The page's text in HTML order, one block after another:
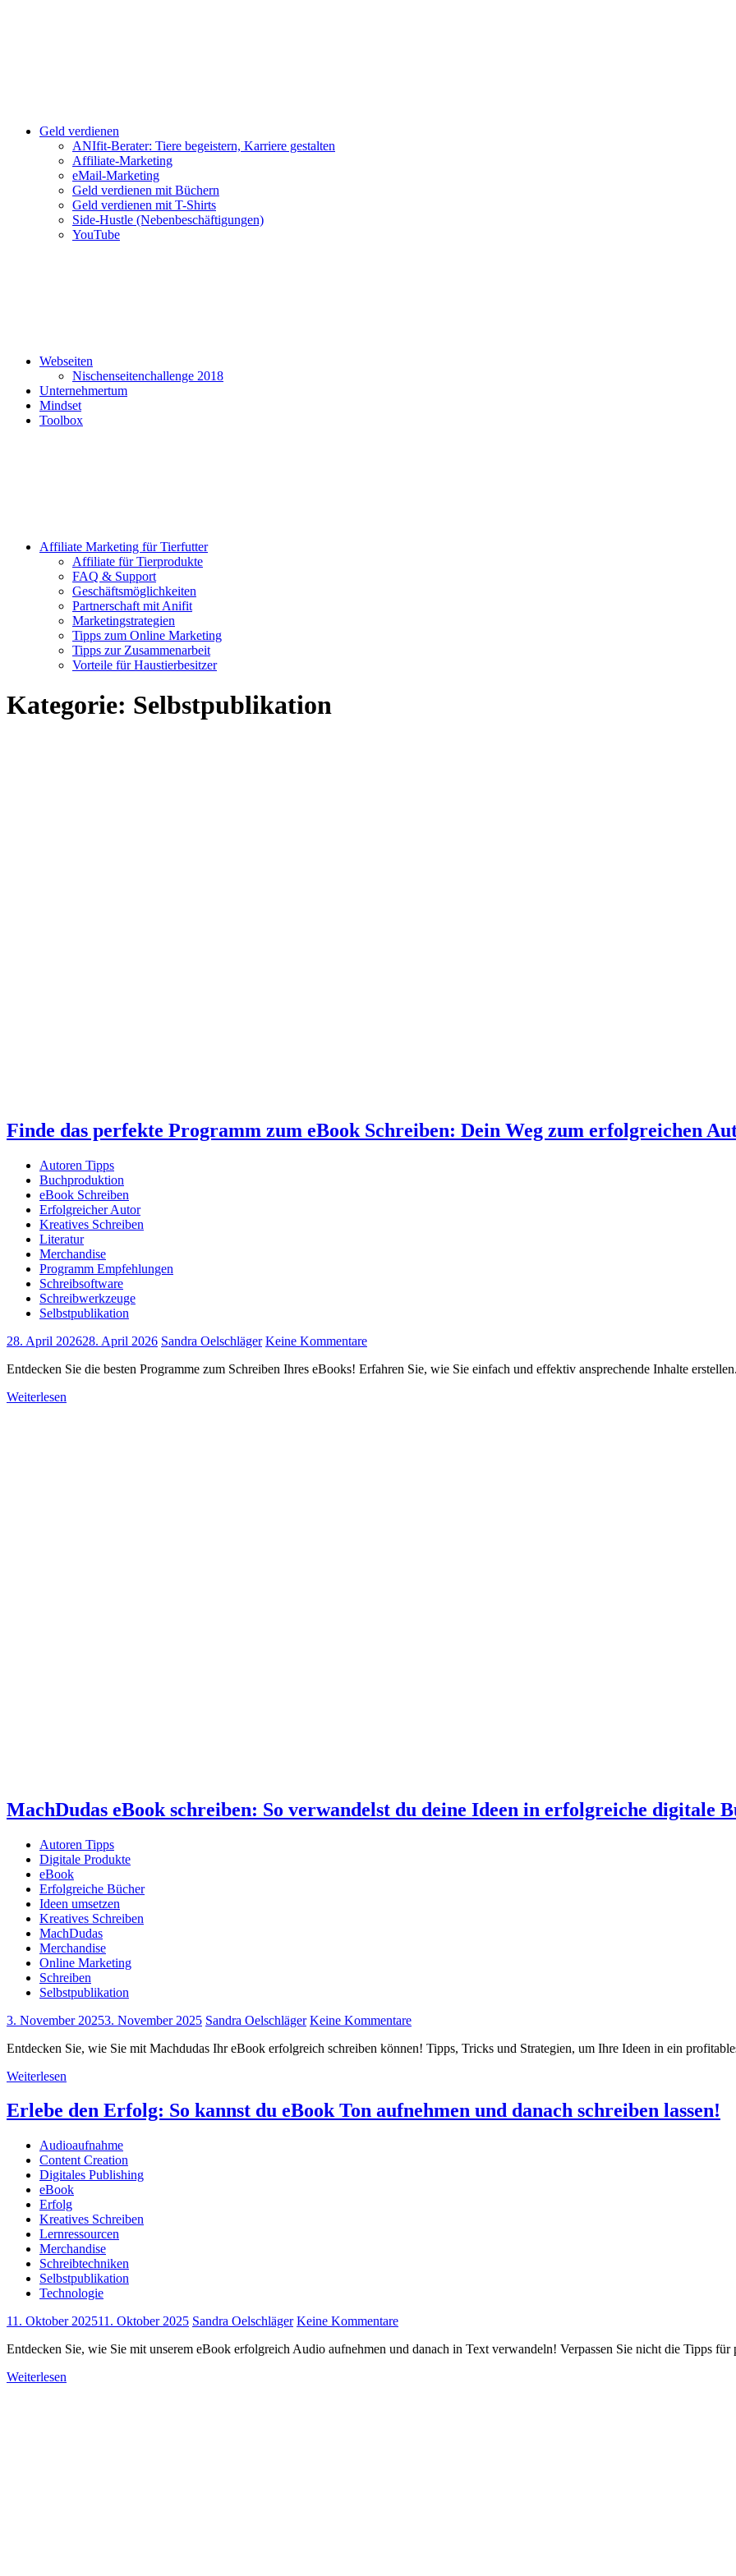
Geld verdienen
ANIfit-Berater: Tiere begeistern, Karriere gestalten
Affiliate-Marketing
eMail-Marketing
Geld verdienen mit Büchern
Geld verdienen mit T-Shirts
Side-Hustle (Nebenbeschäftigungen)
YouTube
Webseiten
Nischenseitenchallenge 2018
Unternehmertum
Mindset
Toolbox
Affiliate Marketing für Tierfutter
Affiliate für Tierprodukte
FAQ & Support
Geschäftsmöglichkeiten
Partnerschaft mit Anifit
Marketingstrategien
Tipps zum Online Marketing
Tipps zur Zusammenarbeit
Vorteile für Haustierbesitzer
Kategorie: Selbstpublikation
Finde das perfekte Programm zum eBook Schreiben: Dein Weg zum erfolgreichen
Autoren Tipps
Buchproduktion
eBook Schreiben
Erfolgreicher Autor
Kreatives Schreiben
Literatur
Merchandise
Programm Empfehlungen
Schreibsoftware
Schreibwerkzeuge
Selbstpublikation
28. April 202628. April 2026 Sandra Oelschläger Keine Kommentare
Entdecken Sie die besten Programme zum Schreiben Ihres eBooks! Erfahren Sie, wie Sie einfach und effektiv ansprechende Inhalte
Weiterlesen
MachDudas eBook schreiben: So verwandelst du deine Ideen in erfolgreiche digitale
Autoren Tipps
Digitale Produkte
eBook
Erfolgreiche Bücher
Ideen umsetzen
Kreatives Schreiben
MachDudas
Merchandise
Online Marketing
Schreiben
Selbstpublikation
3. November 20253. November 2025 Sandra Oelschläger Keine Kommentare
Entdecken Sie, wie Sie mit Machdudas Ihr eBook erfolgreich schreiben können! Tipps, Tricks und Strategien, um Ihre Ideen in ein
Weiterlesen
Erlebe den Erfolg: So kannst du eBook Ton aufnehmen und danach schreiben lassen!
Audioaufnahme
Content Creation
Digitales Publishing
eBook
Erfolg
Kreatives Schreiben
Lernressourcen
Merchandise
Schreibtechniken
Selbstpublikation
Technologie
11. Oktober 202511. Oktober 2025 Sandra Oelschläger Keine Kommentare
Entdecken Sie, wie Sie mit unserem eBook erfolgreich Audio aufnehmen und danach in Text verwandeln! Verpassen Sie nicht die Tipps
Weiterlesen